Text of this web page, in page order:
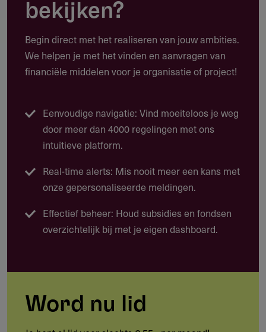
De regeling houdt in dat je:
als hij ziek wordt;
geen hogere premie hoeft te betalen voor de Ziektewet;
komt.
Voorwaarden
Je werknemer heeft recht op een no-riskpolis als hij bij het
voorwaarden voldoet:
bij het volgen van onderwijs. En hij komt binnen 5 jaar
bekijken?
Begin direct met het realiseren van jouw ambities.
We helpen je met het vinden en aanvragen van
financiële middelen voor je organisatie of project!
Eenvoudige navigatie: Vind moeiteloos je weg
door meer dan 4000 regelingen met ons
intuïtieve platform.
Real-time alerts: Mis nooit meer een kans met
onze gepersonaliseerde meldingen.
Effectief beheer: Houd subsidies en fondsen
overzichtelijk bij met je eigen dashboard.
Word nu lid